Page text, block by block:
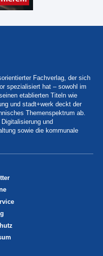
Fachverlag, der sich
spezialisiert hat – sowohl im
etablierten Titeln wie
und stadt+werk deckt der
Themenspektrum ab.
und
sowie die kommunale